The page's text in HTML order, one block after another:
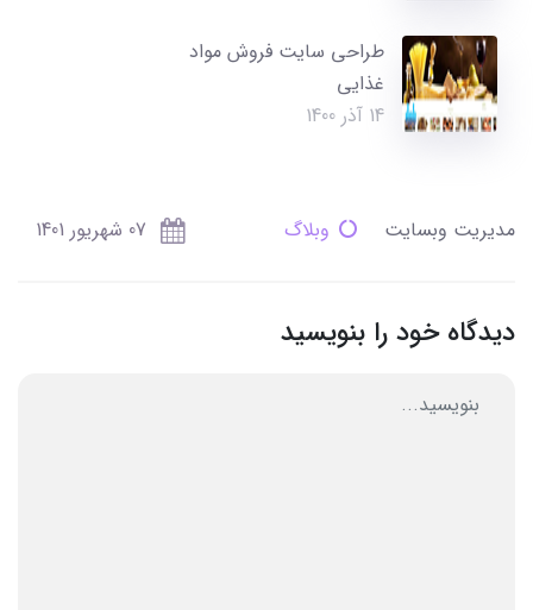
طراحی سایت فروش مواد
غذایی
14 آذر 1400
مدیریت وبسایت وبلاگ 07 شهریور 1401
دیدگاه خود را بنویسید